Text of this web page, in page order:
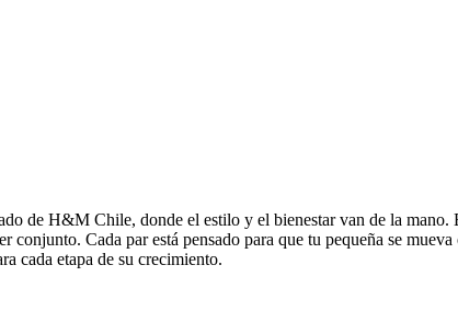
de H&M Chile, donde el estilo y el bienestar van de la
conjunto. Cada par está pensado para que tu pequeña se
cada etapa de su crecimiento.